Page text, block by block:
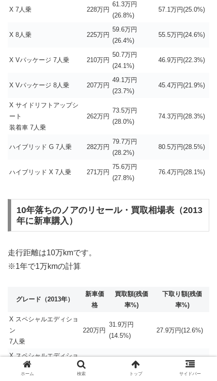
X 7人乗 228万円
61.3万円
(26.8%)
57.1万円(25.0%)
X 8人乗 225万円
59.6万円
(26.4%)
55.5万円(24.6%)
X Vパッケージ 7人乗 210万円
50.7万円
(24.1%)
46.9万円(22.3%)
X Vパッケージ 8人乗 207万円
49.1万円
(23.7%)
45.4万円(21.9%)
X サイドリフトアップシ
ート
装着車 7人乗
262万円
73.5万円
(28.0%)
74.3万円(28.3%)
ハイブリッド G 7人乗 282万円
79.7万円
(28.2%)
80.5万円(28.5%)
ハイブリッド X 7人乗 271万円
75.6万円
(27.8%)
76.4万円(28.1%)
10年落ちのノアのリセール・買取相場表（2013
年に新車購入）
走行距離は10万kmです。
※1年で1万kmの計算
グレード（2013年）
新車価
格
買取額(残価
率%)
下取り額(残価
率%)
X スペシャルエディショ
ン
7人乗
220万円
31.9万円
(14.5%)
27.9万円(12.6%)
X スペシャルエディショ
8人乗
218万円
30.6万円
26.6万円(12.2%)
ホーム 検索 トップ サイドバー